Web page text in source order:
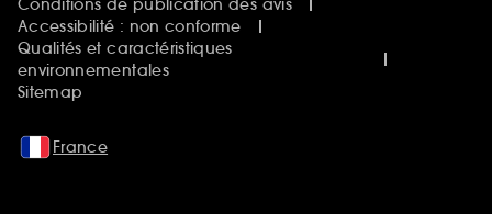
Conditions de publication des avis
Accessibilité : non conforme
Qualités et caractéristiques
environnementales
Sitemap
France